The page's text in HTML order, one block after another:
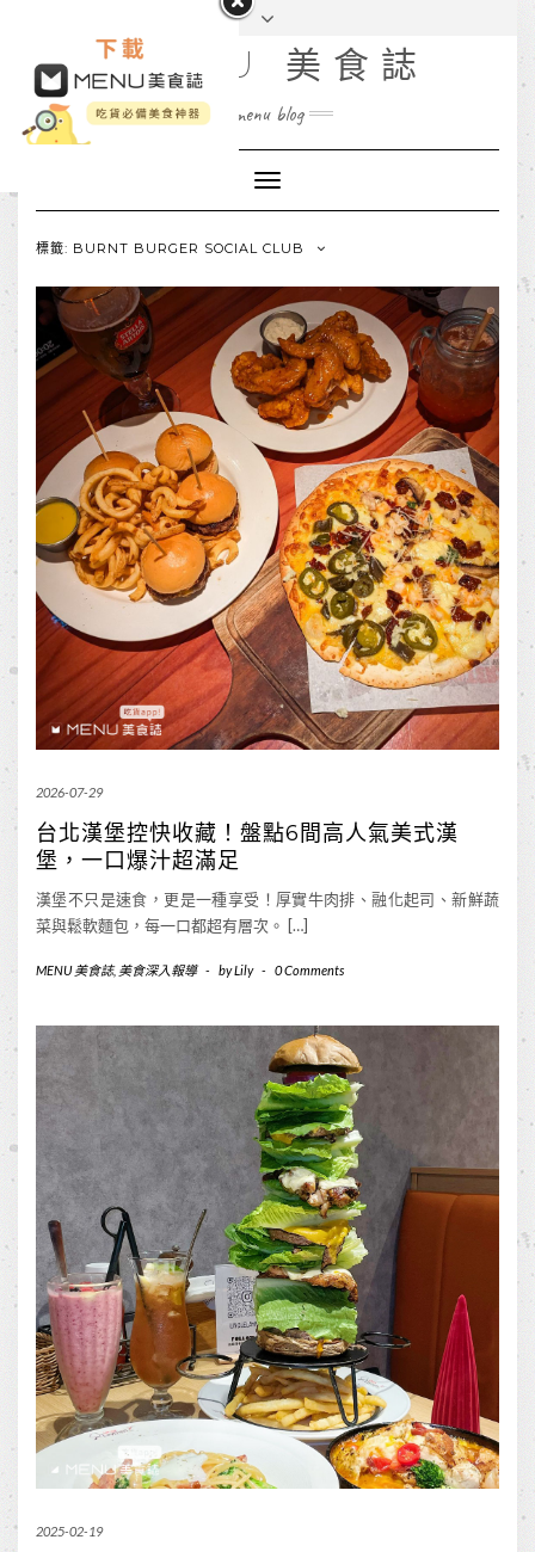
MENU 美食誌
menu blog
Toggle
Navigation
標籤: BURNT BURGER SOCIAL CLUB
2026-07-29
台北漢堡控快收藏！盤點6間高人氣美式漢
堡，一口爆汁超滿足
漢堡不只是速食，更是一種享受！厚實牛肉排、融化起司、新鮮蔬
菜與鬆軟麵包，每一口都超有層次。 […]
MENU 美食誌, 美食深入報導 - byLily - 0 Comments
2025-02-19